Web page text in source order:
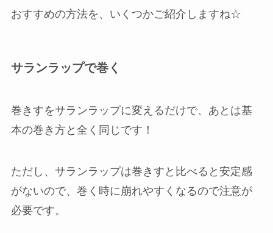
おすすめの方法を、いくつかご紹介しますね☆
サランラップで巻く
巻きすをサランラップに変えるだけで、あとは基
本の巻き方と全く同じです！
ただし、サランラップは巻きすと比べると安定感
がないので、巻く時に崩れやすくなるので注意が
必要です。